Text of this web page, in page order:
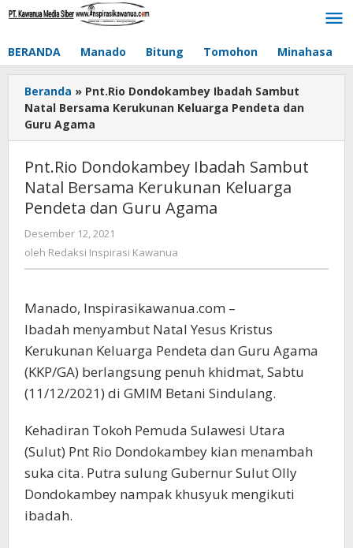
Lewati
BERANDA Manado Bitung Tomohon Minahasa
Beranda » Pnt.Rio Dondokambey Ibadah Sambut
Natal Bersama Kerukunan Keluarga Pendeta dan
Guru Agama
Pnt.Rio Dondokambey Ibadah Sambut
Natal Bersama Kerukunan Keluarga
Pendeta dan Guru Agama
Desember 12, 2021
Redaksi
oleh Redaksi Inspirasi Kawanua
Manado, Inspirasikawanua.com –
Ibadah menyambut Natal Yesus Kristus
Kerukunan Keluarga Pendeta dan Guru Agama
(KKP/GA) berlangsung penuh khidmat, Sabtu
(11/12/2021) di GMIM Betani Sindulang.
Kehadiran Tokoh Pemuda Sulawesi Utara
(Sulut) Pnt Rio Dondokambey kian menambah
suka cita. Putra sulung Gubernur Sulut Olly
Dondokambey nampak khusyuk mengikuti
ibadah.